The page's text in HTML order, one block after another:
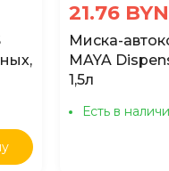
21.76 BYN
Миска-
MAYA
1,5л
Есть в